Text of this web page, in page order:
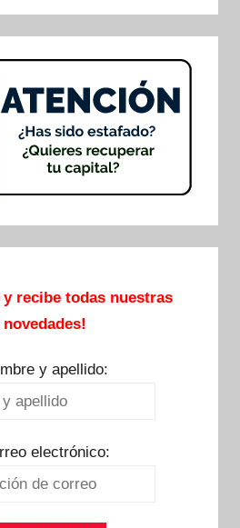
y recibe todas nuestras
novedades!
y apellido:
electrónico: